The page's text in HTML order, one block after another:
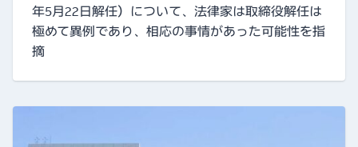
年5月22日解任）について、法律家は取締役解任は
極めて異例であり、相応の事情があった可能性を指
摘